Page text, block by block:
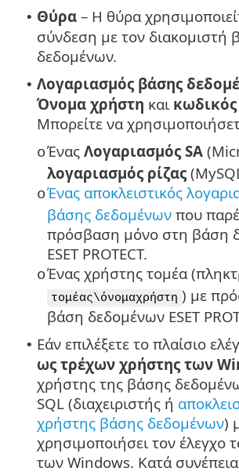
• Θύρα – Η θύρα
σύνδεση με τον διακομιστή
δεδομένων.
• Λογαριασμός βάσης
Όνομα χρήστη και
Μπορείτε να
oΈνας Λογαριασμός SA
λογαριασμός ρίζας
oΈνας αποκλειστικός
βάσης δεδομένων που
πρόσβαση μόνο στη βάση
ESET PROTECT.
oΈνας χρήστης τομέα
τομέας\όνομαχρήστη ) με
βάση δεδομένων ESET
• Εάν επιλέξετε το πλαίσιο
ως τρέχων χρήστης των
χρήστης της βάσης
SQL (διαχειριστής ή
χρήστης βάσης δεδομένων)
χρησιμοποιήσει τον έλεγχο
των Windows. Κατά